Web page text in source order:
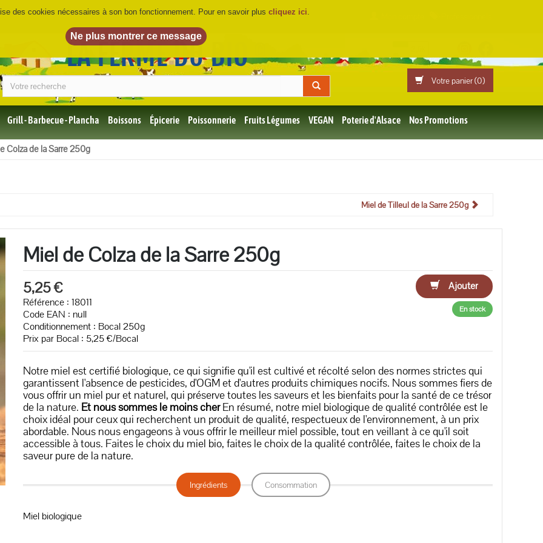
LA FERME DU BIO
Votre panier (0)
Grill - Barbecue - Plancha Boissons Épicerie Poissonnerie Fruits Légumes VEGAN Poterie d'Alsace Nos Promotions
Colza de la Sarre 250g
Miel de Tilleul de la Sarre 250g
Miel de Colza de la Sarre 250g
5,25 €
Ajouter
Référence : 18011
Code EAN : null
Conditionnement : Bocal 250g
Prix par Bocal : 5,25 €/Bocal
En stock
Notre miel est certifié biologique, ce qui signifie qu'il est cultivé et récolté selon des normes strictes qui
garantissent l'absence de pesticides, d'OGM et d'autres produits chimiques nocifs. Nous sommes fiers de
vous offrir un miel pur et naturel, qui préserve toutes les saveurs et les bienfaits pour la santé de ce trésor
de la nature. Et nous sommes le moins cherEn résumé, notre miel biologique de qualité contrôlée est le
choix idéal pour ceux qui recherchent un produit de qualité, respectueux de l'environnement, à un prix
abordable. Nous nous engageons à vous offrir le meilleur miel possible, tout en veillant à ce qu'il soit
accessible à tous. Faites le choix du miel bio, faites le choix de la qualité contrôlée, faites le choix de la
saveur pure de la nature.
Ingrédients Consommation
Miel biologique
des cookies nécessaires à son bon fonctionnement. Pour en savoir plus cliquez ici.